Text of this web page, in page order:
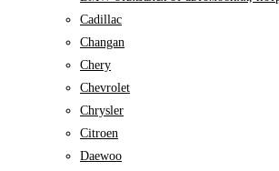
Cadillac
Changan
Chery
Chevrolet
Chrysler
Citroen
Daewoo